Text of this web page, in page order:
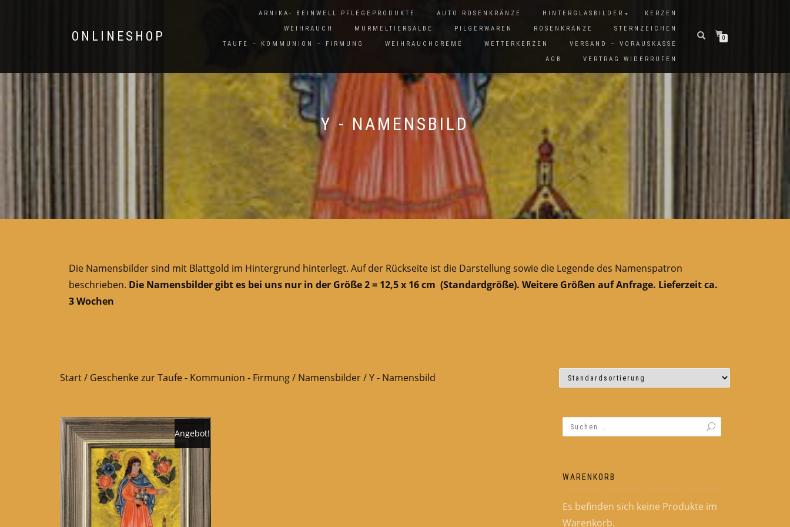
ONLINESHOP
ARNIKA- BEINWELL PFLEGEPRODUKTE AUTO ROSENKRÄNZE HINTERGLASBILDER
KERZEN
WEIHRAUCH
MURMELTIERSALBE PILGERWAREN ROSENKRÄNZE
STERNZEICHEN
TAUFE – KOMMUNION – FIRMUNG
WEIHRAUCHCREME WETTERKERZEN
VERSAND – VORAUSKASSE
AGB
VERTRAG WIDERRUFEN
0
Y - NAMENSBILD
Die Namensbilder sind mit Blattgold im Hintergrund hinterlegt. Auf der Rückseite ist die Darstellung sowie die Legende des Namenspatron
beschrieben. Die Namensbilder gibt es bei uns nur in der Größe 2 = 12,5 x 16 cm (Standardgröße). Weitere Größen auf Anfrage. Lieferzeit ca.
3 Wochen
Start/ Geschenke zur Taufe - Kommunion - Firmung/ Namensbilder/ Y - Namensbild
Angebot!
WARENKORB
Es befinden sich keine Produkte im
Warenkorb.